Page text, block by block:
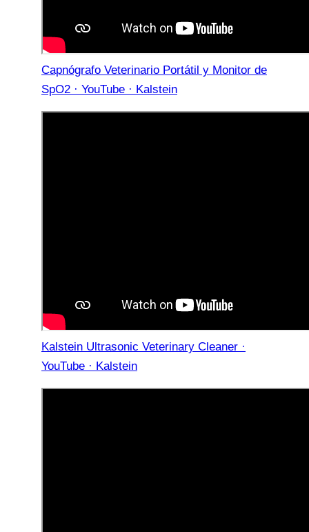
Capnógrafo Veterinario Portátil y Monitor de
SpO2 · YouTube · Kalstein
Kalstein Ultrasonic Veterinary Cleaner ·
YouTube · Kalstein